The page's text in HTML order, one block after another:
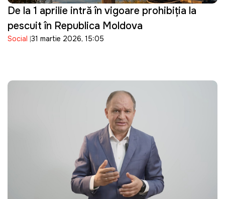
De la 1 aprilie intră în vigoare prohibiția la
pescuit în Republica Moldova
Social 31 martie 2026, 15:05